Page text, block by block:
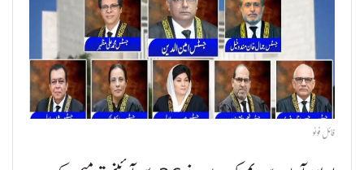
فائل فوٹو